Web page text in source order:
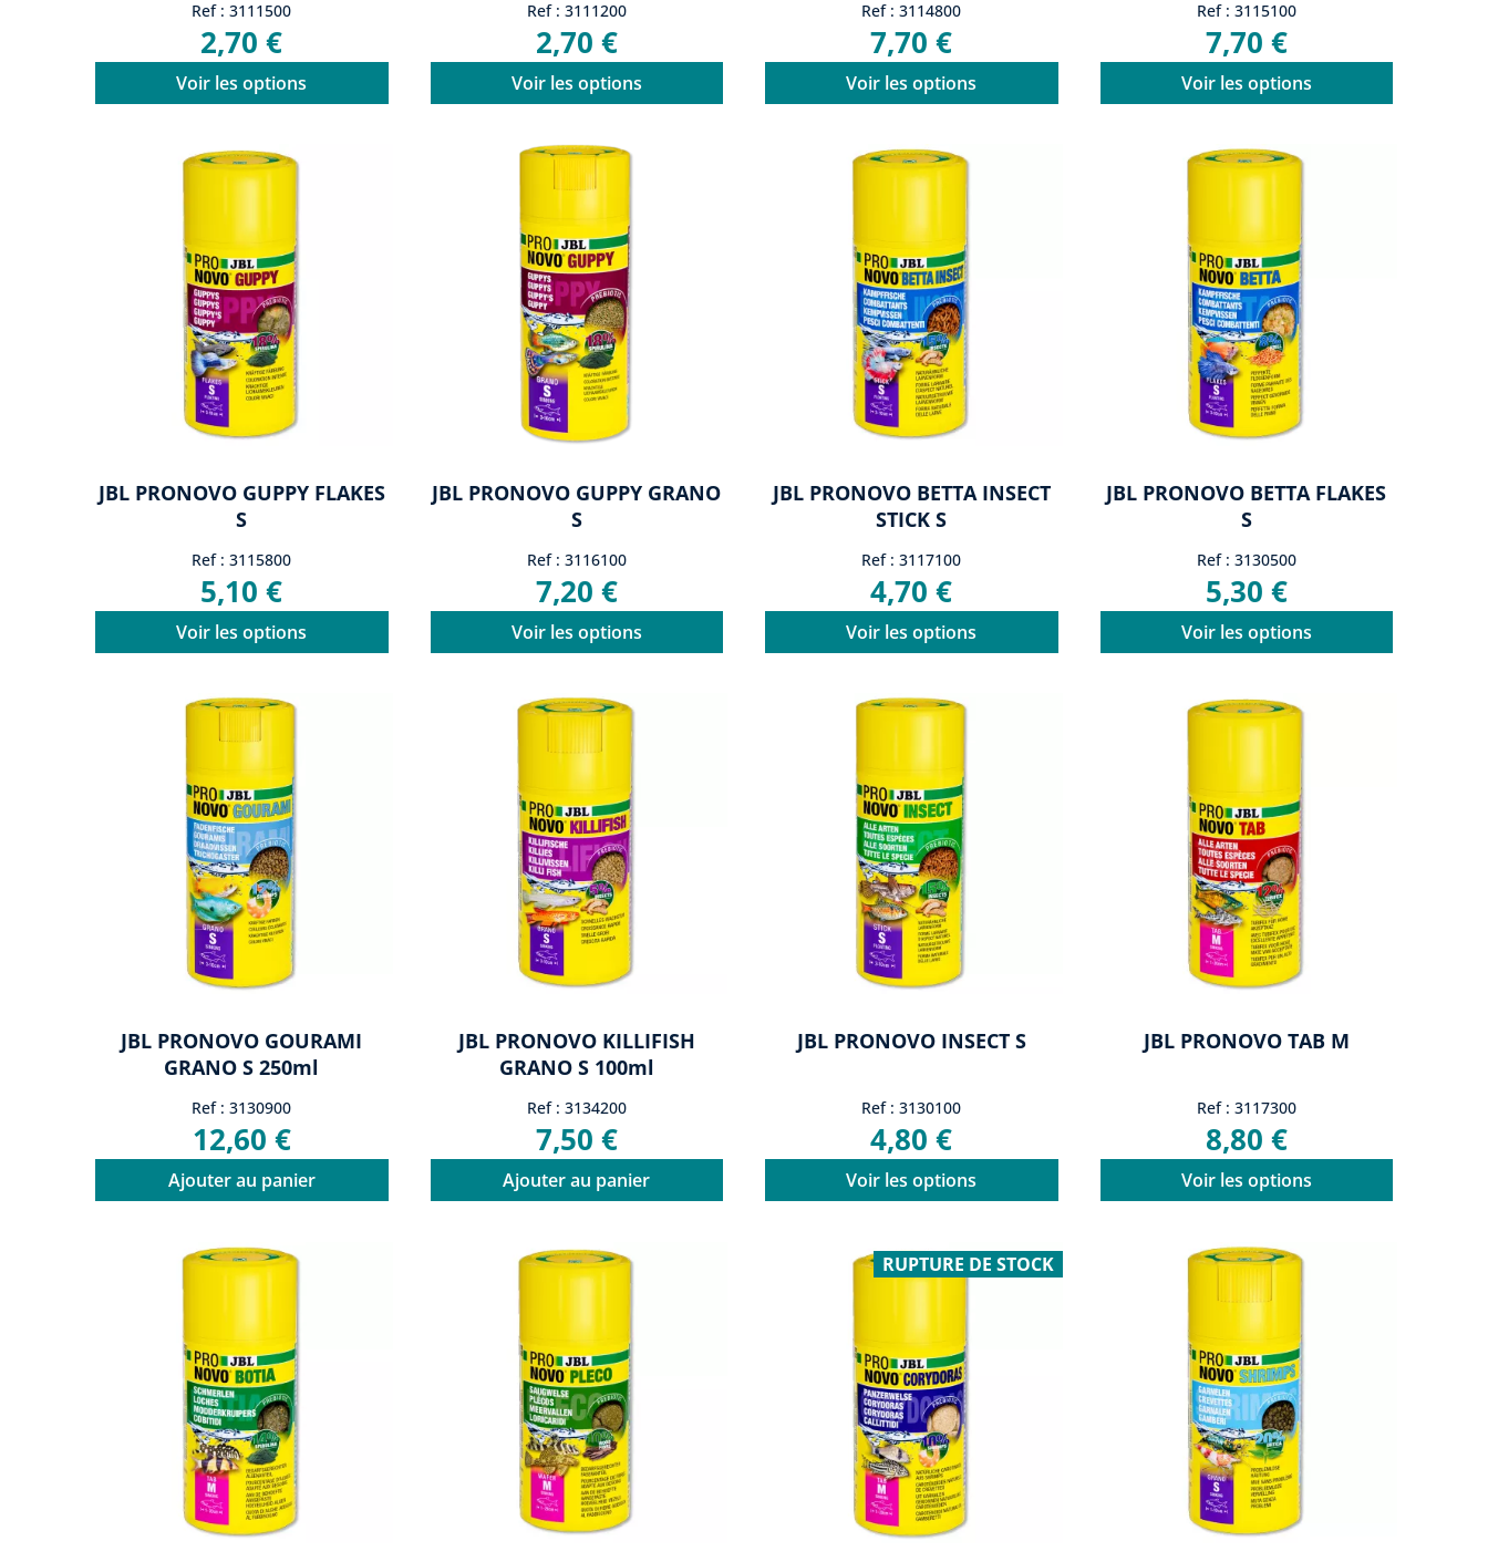
Ref : 3111500
2,70 €
Voir les options
Ref : 3111200
2,70 €
Voir les options
Ref : 3114800
7,70 €
Voir les options
Ref : 3115100
7,70 €
Voir les options
JBL PRONOVO GUPPY FLAKES
S
Ref : 3115800
5,10 €
Voir les options
JBL PRONOVO GUPPY GRANO
S
Ref : 3116100
7,20 €
Voir les options
JBL PRONOVO BETTA INSECT
STICK S
Ref : 3117100
4,70 €
Voir les options
JBL PRONOVO BETTA FLAKES
S
Ref : 3130500
5,30 €
Voir les options
JBL PRONOVO GOURAMI
GRANO S 250ml
Ref : 3130900
12,60 €
Ajouter au panier
JBL PRONOVO KILLIFISH
GRANO S 100ml
Ref : 3134200
7,50 €
Ajouter au panier
JBL PRONOVO INSECT S
Ref : 3130100
4,80 €
Voir les options
JBL PRONOVO TAB M
Ref : 3117300
8,80 €
Voir les options
RUPTURE DE STOCK